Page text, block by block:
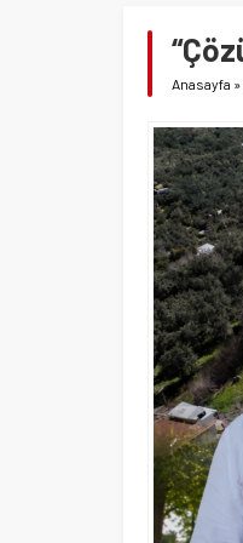
Anasayfa »